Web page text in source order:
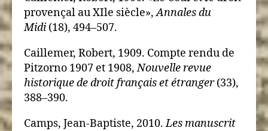
provençal au XIle siècle»,Annales du
Midi (18), 494–507.
Caillemer, Robert, 1909. Compte rendu de
Pitzorno 1907 et 1908,Nouvelle revue
historique de droit français et étranger(33),
388–390.
Camps, Jean-Baptiste, 2010.Les manuscrit